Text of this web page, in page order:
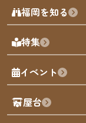
みんなの旅行記
天神エリア
博多旧市街
福岡城
歴史・文化
福岡を知る
福岡の見どころ
福岡の魅力
観光カレンダー
観光PR動画
まち歩き
特集
イベント
屋台